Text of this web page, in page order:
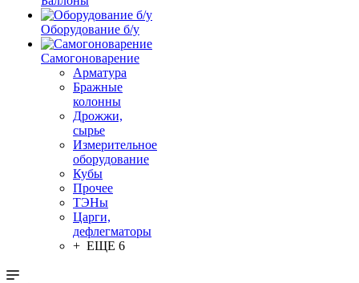
Оборудование б/у
Самогоноварение
Арматура
Бражные
колонны
Дрожжи,
сырье
Измерительное
оборудование
Кубы
Прочее
ТЭНы
Царги,
дефлегматоры
+ ЕЩЕ 6